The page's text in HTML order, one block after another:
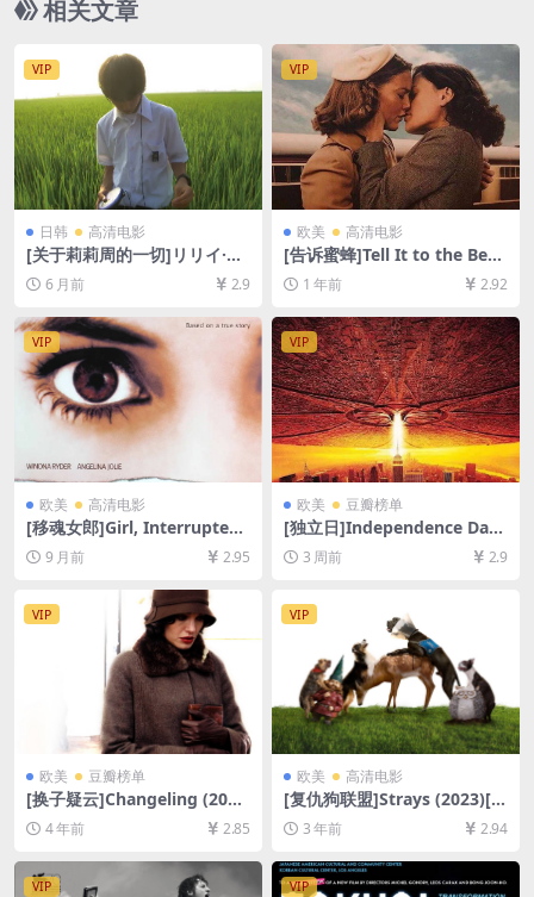
相关文章
VIP
日韩 高清电影
[关于莉莉周的一切]リリイ·シ
ュシュのすべて (2001)[百度
网盘+夸克网盘1080P超清未
删减资源][网盘在线播放/下
载][MP4/9.6GB][中文字幕]
6 月前 2.9
VIP
欧美 高清电影
[告诉蜜蜂]Tell It to the Bees
(2018)[百度网盘+夸克网盘10
80P超清未删减资源][网盘在
线播放/下载][MP4/7.8GB][中
英字幕]
1 年前 2.92
VIP
欧美 高清电影
[移魂女郎]Girl, Interrupted
(1999)[百度网盘+夸克网盘10
80P超清未删减资源][网盘在
英字幕]
9 月前 2.95
VIP
欧美 豆瓣榜单
[独立日]Independence Day
(1996)[百度网盘+夸克网盘10
80P超清未删减资源][网盘在
英字幕]
3 周前 2.9
VIP
欧美 豆瓣榜单
[换子疑云]Changeling (200
8)[百度网盘+迅雷云盘资源10
80P超清未删减][MP4/8.6GB]
[中英字幕]
4 年前 2.85
VIP
欧美 高清电影
[复仇狗联盟]Strays (2023)[百
度网盘+夸克网盘1080P超清
未删减资源][网盘在线播放/下
载][MP4/3.8GB][中文字幕]
3 年前 2.94
VIP VIP